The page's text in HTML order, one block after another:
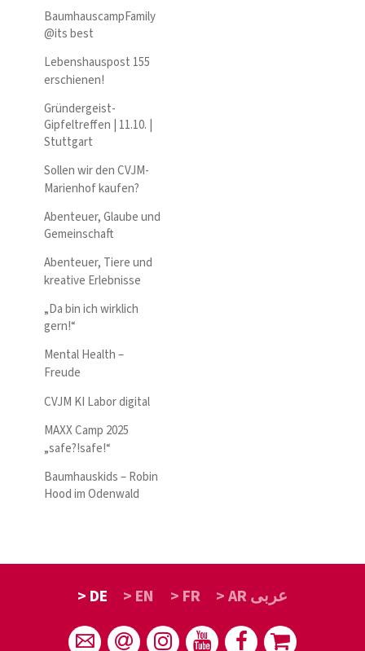
BaumhauscampFamily
@its best
Lebenshauspost 155
erschienen!
Gründergeist-
Gipfeltreffen | 11.10. |
Stuttgart
Sollen wir den CVJM-
Marienhof kaufen?
Abenteuer, Glaube und
Gemeinschaft
Abenteuer, Tiere und
kreative Erlebnisse
„Da bin ich wirklich
gern!“
Mental Health –
Freude
CVJM KI Labor digital
MAXX Camp 2025
„safe?!safe!“
Baumhauskids – Robin
Hood im Odenwald
> DE > EN > FR > AR عربى